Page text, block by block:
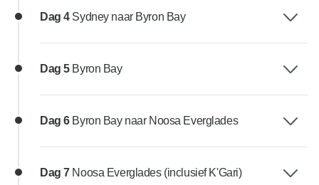
Dag 4 Sydney naar Byron Bay
Dag 5 Byron Bay
Dag 6 Byron Bay naar Noosa Everglades
Dag 7 Noosa Everglades (inclusief K'Gari)